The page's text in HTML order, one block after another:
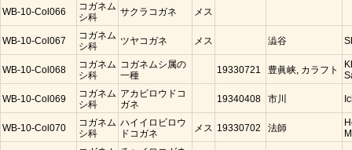
WB-10-Col066
コガネム
シ科
サクラコガネ メス
WB-10-Col067
コガネム
シ科
ツヤコガネ メス 澁谷
WB-10-Col068
コガネム
シ科
コガネムシ属の
一種
19330721 豊眞峡, カラフト
WB-10-Col069
コガネム
シ科
アカビロウドコ
ガネ
19340408 市川
WB-10-Col070
コガネム
シ科
ハイイロビロウ
ドコガネ
メス 19330702 法師